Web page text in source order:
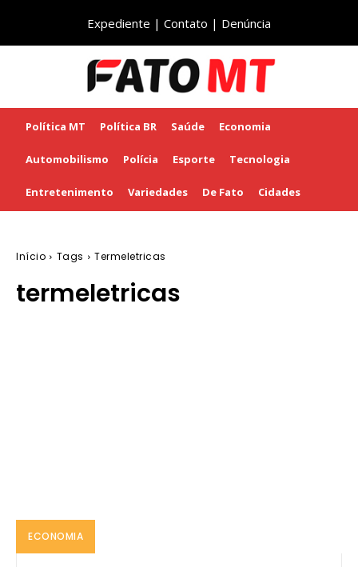
Expediente | Contato | Denúncia
Política MT Política BR Saúde Economia
Automobilismo Polícia Esporte Tecnologia
Entretenimento Variedades De Fato Cidades
Início Tags Termeletricas
termeletricas
ECONOMIA